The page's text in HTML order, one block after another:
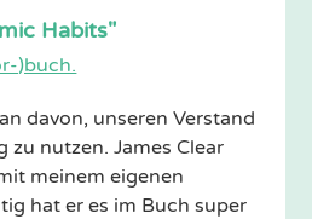
Habits"
)buch.
davon, unseren Verstand
nutzen. James Clear
meinem eigenen
hat er es im Buch super